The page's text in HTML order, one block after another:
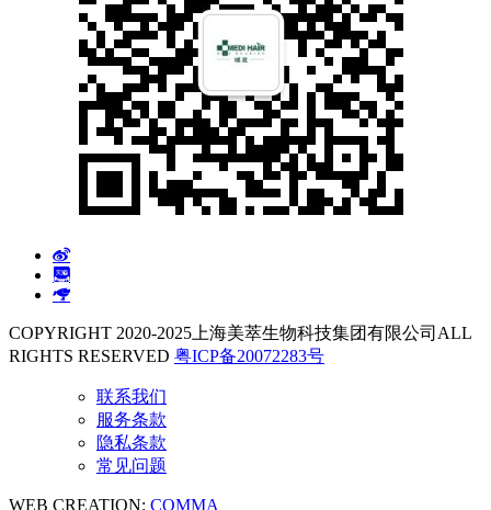
COPYRIGHT 2020-2025上海美萃生物科技集团有限公司ALL
RIGHTS RESERVED 粤ICP备20072283号
联系我们
服务条款
隐私条款
常见问题
WEB CREATION: COMMA